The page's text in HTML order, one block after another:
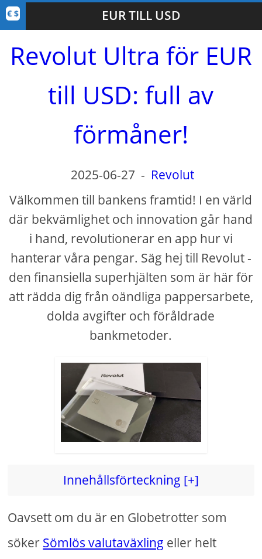
EUR TILL USD
Revolut Ultra för EUR
till USD: full av
förmåner!
2025-06-27 - Revolut
Välkommen till bankens framtid! I en värld
där bekvämlighet och innovation går hand
i hand, revolutionerar en app hur vi
hanterar våra pengar. Säg hej till Revolut -
den finansiella superhjälten som är här för
att rädda dig från oändliga pappersarbete,
dolda avgifter och föråldrade
bankmetoder.
Innehållsförteckning [+]
Oavsett om du är en Globetrotter som
söker Sömlös valutaväxling eller helt